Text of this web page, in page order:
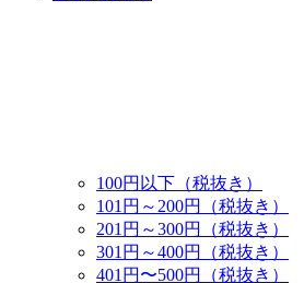
100円以下（税抜き）
101円～200円（税抜き）
201円～300円（税抜き）
301円～400円（税抜き）
401円〜500円（税抜き）